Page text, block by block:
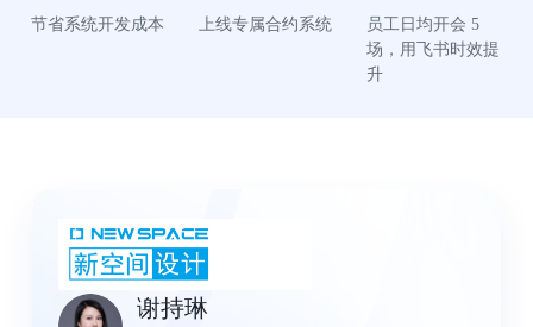
节省系统开发成本 上线专属合约系统
员工日均开会 5
场，用飞书时效提
升
谢持琳